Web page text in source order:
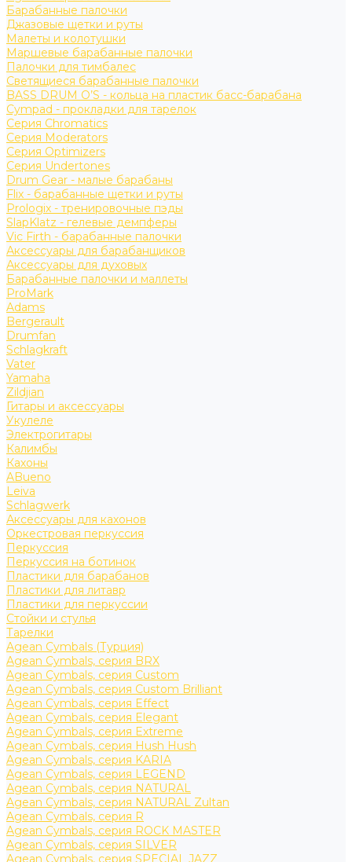
Барабанные палочки
Джазовые щетки и руты
Малеты и колотушки
Маршевые барабанные палочки
Палочки для тимбалес
Светящиеся барабанные палочки
BASS DRUM O’S - кольца на пластик басс-барабана
Cympad - прокладки для тарелок
Серия Chromatics
Серия Moderators
Серия Optimizers
Серия Undertones
Drum Gear - малые барабаны
Flix - барабанные щетки и руты
Prologix - тренировочные пэды
SlapKlatz - гелевые демпферы
Vic Firth - барабанные палочки
Аксессуары для барабанщиков
Аксессуары для духовых
Барабанные палочки и маллеты
ProMark
Adams
Bergerault
Drumfan
Schlagkraft
Vater
Yamaha
Zildjian
Гитары и аксессуары
Укулеле
Электрогитары
Калимбы
Кахоны
ABueno
Leiva
Schlagwerk
Аксессуары для кахонов
Оркестровая перкуссия
Перкуссия
Перкуссия на ботинок
Пластики для барабанов
Пластики для литавр
Пластики для перкуссии
Стойки и стулья
Тарелки
Agean Cymbals (Турция)
Agean Cymbals, серия BRX
Agean Cymbals, серия Custom
Agean Cymbals, серия Custom Brilliant
Agean Cymbals, серия Effect
Agean Cymbals, серия Elegant
Agean Cymbals, серия Extreme
Agean Cymbals, серия Hush Hush
Agean Cymbals, серия KARIA
Agean Cymbals, серия LEGEND
Agean Cymbals, серия NATURAL
Agean Cymbals, серия NATURAL Zultan
Agean Cymbals, серия R
Agean Cymbals, серия ROCK MASTER
Agean Cymbals, серия SILVER
Agean Cymbals, серия SPECIAL JAZZ